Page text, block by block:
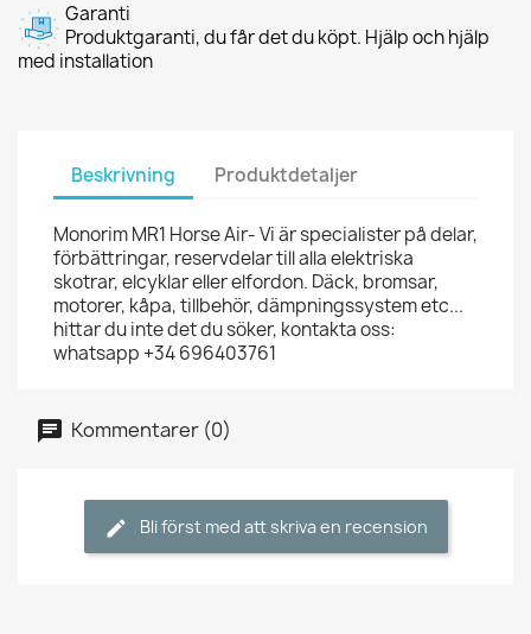
Garanti
Produktgaranti, du får det du köpt. Hjälp och hjälp
med installation
Beskrivning Produktdetaljer
Monorim MR1 Horse Air- Vi är specialister på delar,
förbättringar, reservdelar till alla elektriska
skotrar, elcyklar eller elfordon. Däck, bromsar,
motorer, kåpa, tillbehör, dämpningssystem etc...
hittar du inte det du söker, kontakta oss:
whatsapp +34 696403761
Kommentarer (0)
Bli först med att skriva en recension